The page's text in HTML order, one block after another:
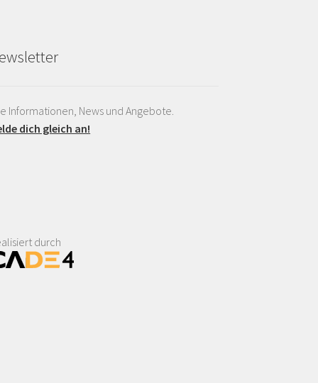
Informationen, News und Angebote.
dich gleich an!
durch